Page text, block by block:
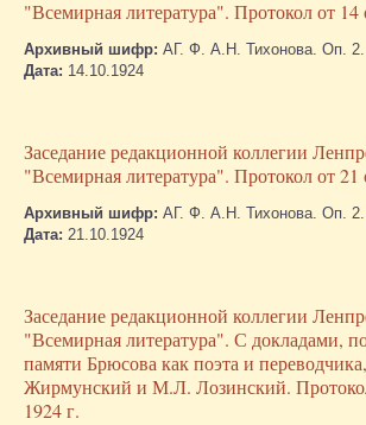
"Всемирная литература". Протокол от 14
Архивный шифр: АГ. Ф. А.Н. Тихонова. Оп.
Дата: 14.10.1924
Заседание редакционной коллегии
"Всемирная литература". Протокол от 21
Архивный шифр: АГ. Ф. А.Н. Тихонова. Оп.
Дата: 21.10.1924
Заседание редакционной коллегии
"Всемирная литература". С докладами,
памяти Брюсова как поэта и
Жирмунский и М.Л. Лозинский.
1924 г.